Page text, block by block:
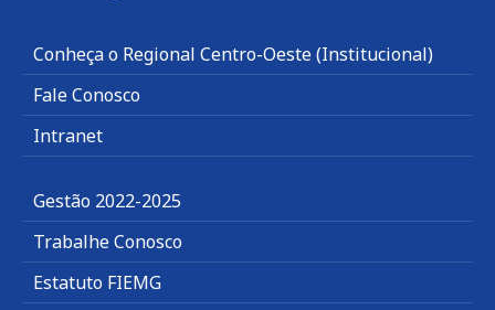
Conheça o Regional Centro-Oeste (Institucional)
Fale Conosco
Intranet
Gestão 2022-2025
Trabalhe Conosco
Estatuto FIEMG